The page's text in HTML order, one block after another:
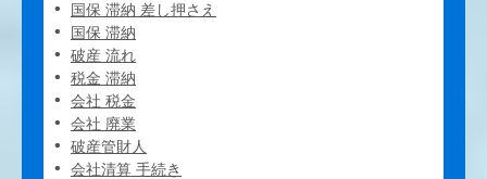
国保 滞納 差し押さえ
国保 滞納
破産 流れ
税金 滞納
会社 税金
会社 廃業
破産管財人
会社清算 手続き